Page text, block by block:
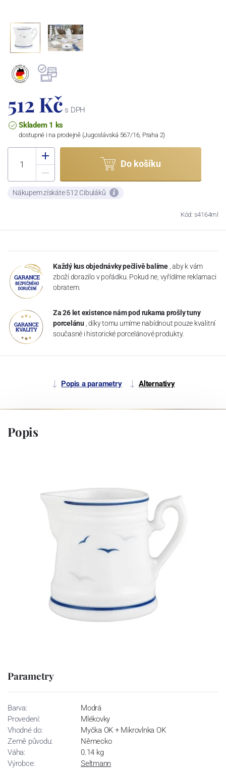
512 Kč s DPH
Skladem 1 ks
dostupné i na prodejně (Jugoslávská 567/16, Praha 2)
Do košíku
Nákupem získáte 512 Cibuláků
Kód: s4164ml
Každý kus objednávky pečlivě balíme , aby k vám
zboží dorazilo v pořádku. Pokud ne, vyřídíme reklamaci
obratem.
Za 26 let existence nám pod rukama prošly tuny
porcelánu , díky tomu umíme nabídnout pouze kvalitní
současné i historické porcelánové produkty.
Popis a parametry Alternativy
Popis
Parametry
Barva:
Modrá
Provedení:
Mlékovky
Vhodné do:
Myčka OK + Mikrovlnka OK
Země původu:
Německo
Váha:
0.14 kg
Výrobce:
Seltmann